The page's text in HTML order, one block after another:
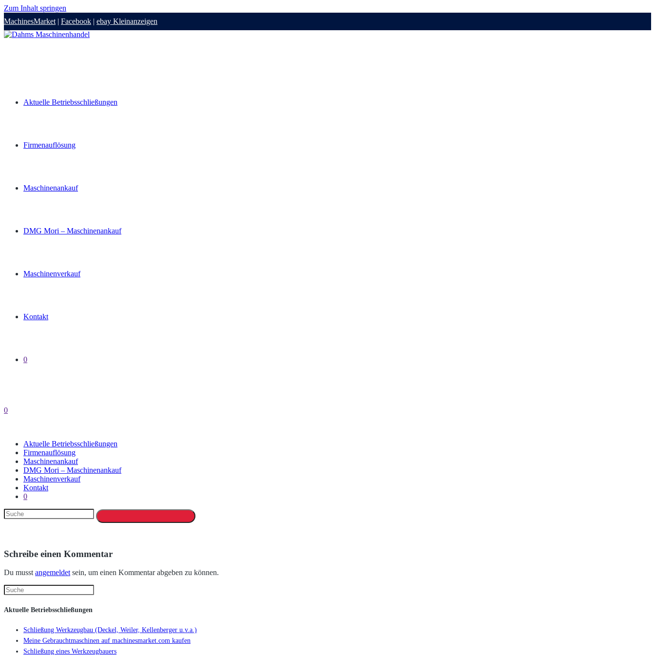
Zum Inhalt springen
MachinesMarket | Facebook | ebay Kleinanzeigen
Aktuelle Betriebsschließungen
Firmenauflösung
Maschinenankauf
DMG Mori – Maschinenankauf
Maschinenverkauf
Kontakt
0
0
Aktuelle Betriebsschließungen
Firmenauflösung
Maschinenankauf
DMG Mori – Maschinenankauf
Maschinenverkauf
Kontakt
0
Schreibe einen Kommentar
Du musstangemeldetsein, um einen Kommentar abgeben zu können.
Aktuelle Betriebsschließungen
Schließung Werkzeugbau (Deckel, Weiler, Kellenberger u.v.a.)
Meine Gebrauchtmaschinen auf machinesmarket.com kaufen
Schließung eines Werkzeugbauers